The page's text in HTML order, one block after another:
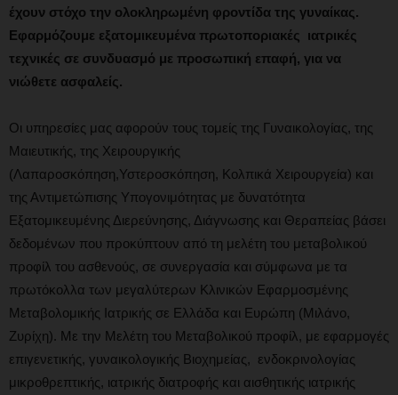
έχουν στόχο την ολοκληρωμένη φροντίδα της γυναίκας.
Εφαρμόζουμε εξατομικευμένα πρωτοποριακές ιατρικές
τεχνικές σε συνδυασμό με προσωπική επαφή, για να
νιώθετε ασφαλείς.
Οι υπηρεσίες μας αφορούν τους τομείς της Γυναικολογίας, της
Μαιευτικής, της Χειρουργικής
(Λαπαροσκόπηση,Υστεροσκόπηση, Κολπικά Χειρουργεία) και
της Αντιμετώπισης Υπογονιμότητας με δυνατότητα
Εξατομικευμένης Διερεύνησης, Διάγνωσης και Θεραπείας βάσει
δεδομένων που προκύπτουν από τη μελέτη του μεταβολικού
προφίλ του ασθενούς, σε συνεργασία και σύμφωνα με τα
πρωτόκολλα των μεγαλύτερων Κλινικών Εφαρμοσμένης
Μεταβολομικής Ιατρικής σε Ελλάδα και Ευρώπη (Μιλάνο,
Ζυρίχη). Με την Μελέτη του Μεταβολικού προφίλ, με εφαρμογές
επιγενετικής, γυναικολογικής Βιοχημείας, ενδοκρινολογίας
μικροθρεπτικής, ιατρικής διατροφής και αισθητικής ιατρικής